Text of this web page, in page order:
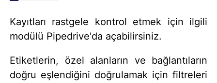
Kayıtları rastgele kontrol etmek için ilgili
modülü Pipedrive'da açabilirsiniz.
Etiketlerin, özel alanların ve bağlantıların
doğru eşlendiğini doğrulamak için filtreleri